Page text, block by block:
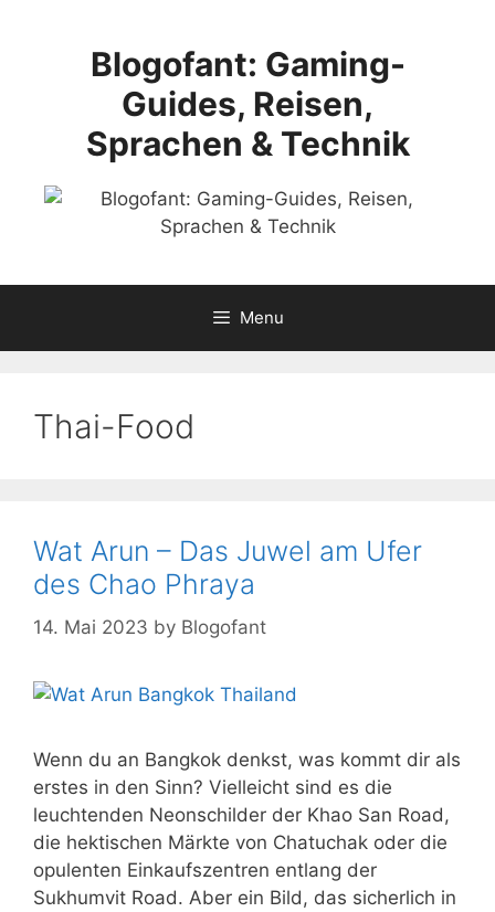
Blogofant: Gaming-
Guides, Reisen,
Sprachen & Technik
Menu
Thai-Food
Wat Arun – Das Juwel am Ufer
des Chao Phraya
14. Mai 2023 by Blogofant
Wenn du an Bangkok denkst, was kommt dir als
erstes in den Sinn? Vielleicht sind es die
leuchtenden Neonschilder der Khao San Road,
die hektischen Märkte von Chatuchak oder die
opulenten Einkaufszentren entlang der
Sukhumvit Road. Aber ein Bild, das sicherlich in